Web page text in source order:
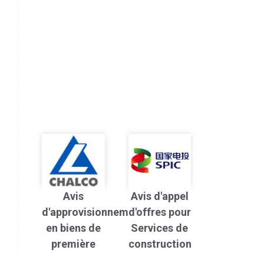
Avis
d'approvisionnement
en biens de
première
Avis d'appel
d'offres pour
Services de
construction